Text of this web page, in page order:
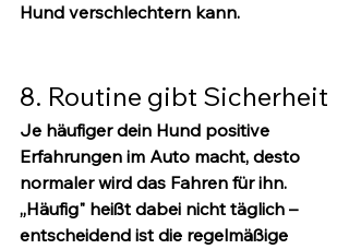
Hund verschlechtern kann.
8. Routine gibt Sicherheit
Je häufiger dein Hund positive
Erfahrungen im Auto macht, desto
normaler wird das Fahren für ihn.
„Häufig" heißt dabei nicht täglich –
entscheidend ist die regelmäßige